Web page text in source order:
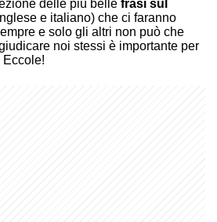
delle più belle frasi sul
e italiano) che ci faranno
e solo gli altri non può che
noi stessi è importante per
Eccole!